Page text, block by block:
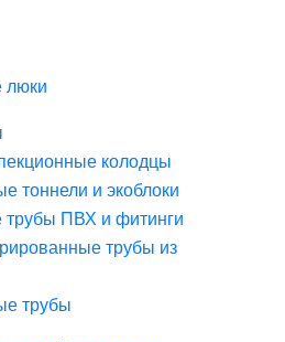
люки
колодцы
тоннели и экоблоки
трубы ПВХ и фитинги
трубы из
трубы